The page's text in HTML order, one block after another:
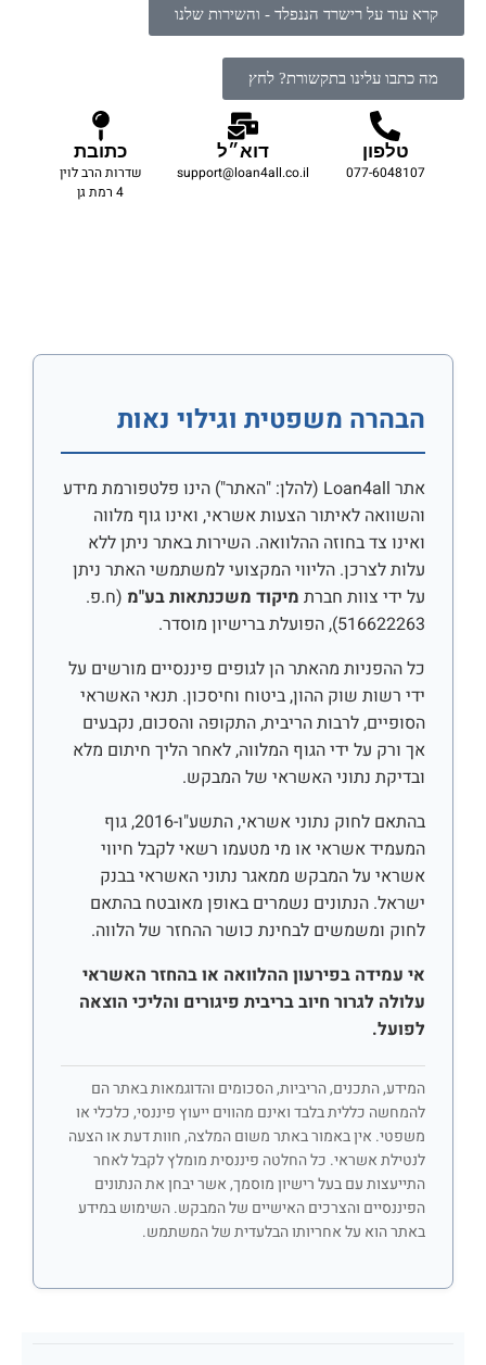
קרא עוד על רישרד הננפלד - והשירות שלנו
מה כתבו עלינו בתקשורת? לחץ
טלפון
077-6048107
דוא״ל
support@loan4all.co.il
כתובת
שדרות הרב לוין
4 רמת גן
הבהרה משפטית וגילוי נאות
אתר Loan4all (להלן: "האתר") הינו פלטפורמת מידע
והשוואה לאיתור הצעות אשראי, ואינו גוף מלווה
ואינו צד בחוזה ההלוואה. השירות באתר ניתן ללא
עלות לצרכן. הליווי המקצועי למשתמשי האתר ניתן
על ידי צוות חברת מיקוד משכנתאות בע"מ (ח.פ.
516622263), הפועלת ברישיון מוסדר.
כל ההפניות מהאתר הן לגופים פיננסיים מורשים על
ידי רשות שוק ההון, ביטוח וחיסכון. תנאי האשראי
הסופיים, לרבות הריבית, התקופה והסכום, נקבעים
אך ורק על ידי הגוף המלווה, לאחר הליך חיתום מלא
ובדיקת נתוני האשראי של המבקש.
בהתאם לחוק נתוני אשראי, התשע"ו-2016, גוף
המעמיד אשראי או מי מטעמו רשאי לקבל חיווי
אשראי על המבקש ממאגר נתוני האשראי בבנק
ישראל. הנתונים נשמרים באופן מאובטח בהתאם
לחוק ומשמשים לבחינת כושר ההחזר של הלווה.
אי עמידה בפירעון ההלוואה או בהחזר האשראי
עלולה לגרור חיוב בריבית פיגורים והליכי הוצאה
לפועל.
המידע, התכנים, הריביות, הסכומים והדוגמאות באתר הם
להמחשה כללית בלבד ואינם מהווים ייעוץ פיננסי, כלכלי או
משפטי. אין באמור באתר משום המלצה, חוות דעת או הצעה
לנטילת אשראי. כל החלטה פיננסית מומלץ לקבל לאחר
התייעצות עם בעל רישיון מוסמך, אשר יבחן את הנתונים
הפיננסיים והצרכים האישיים של המבקש. השימוש במידע
באתר הוא על אחריותו הבלעדית של המשתמש.